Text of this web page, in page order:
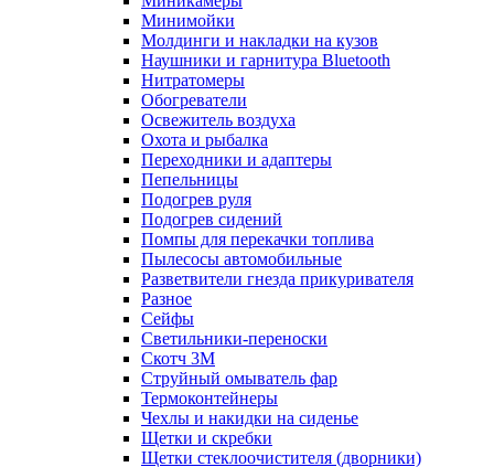
Минимойки
Молдинги и накладки на кузов
Наушники и гарнитура Bluetooth
Нитратомеры
Обогреватели
Освежитель воздуха
Охота и рыбалка
Переходники и адаптеры
Пепельницы
Подогрев руля
Подогрев сидений
Помпы для перекачки топлива
Пылесосы автомобильные
Разветвители гнезда прикуривателя
Разное
Сейфы
Светильники-переноски
Скотч 3М
Струйный омыватель фар
Термоконтейнеры
Чехлы и накидки на сиденье
Щетки и скребки
Щетки стеклоочистителя (дворники)